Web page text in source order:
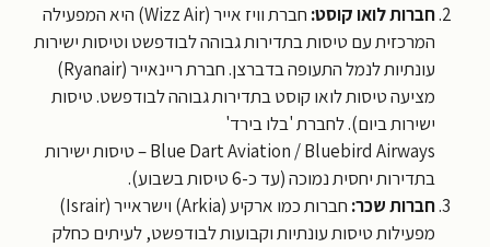
חברות לואו קוסט:
חברת וויז אייר (Wizz Air) היא המפעילה
המרכזית עם טיסות בתדירות גבוהה לבודפשט וטיסות ישירות
עונתיות לנמל התעופה בדברצן. חברת ריינאייר (Ryanair)
מציעה טיסות לואו קוסט בתדירות גבוהה לבודפשט. טיסות
ישירות ביום). לחברת 'בלו בירד'
Blue Dart Aviation / Bluebird Airways – טיסות ישירות
בתדירות יחסית נמוכה (עד כ-6 טיסות בשבוע).
חברות שכר:
חברות כמו ארקיע (Arkia) וישראייר (Israir)
מפעילות טיסות עונתיות וקבועות לבודפשט, לעיתים כחלק